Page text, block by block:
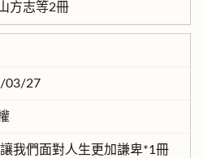
方志等2冊
03/27
我們面對人生更加謙卑*1冊